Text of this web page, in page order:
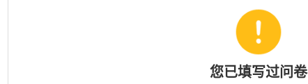
您已填写过问卷